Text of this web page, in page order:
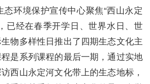
态环境保护宣传中心聚焦“西山永定
已经在春季开学日、世界水日、世
物多样性日推出了四期生态文化主
是系列课程的最后一期，通过实地
西山永定河文化带上的生态地标，